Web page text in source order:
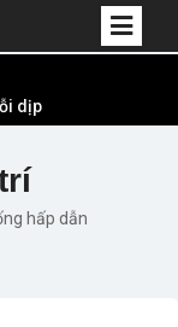
dịp
cáohấp dẫn